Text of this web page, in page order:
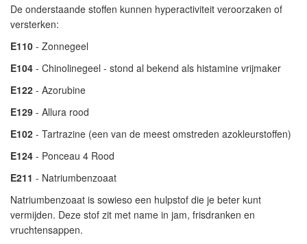
De onderstaande stoffen kunnen hyperactiviteit veroorzaken of
versterken:
E110 - Zonnegeel
E104 - Chinolinegeel - stond al bekend als histamine vrijmaker
E122 - Azorubine
E129 - Allura rood
E102 - Tartrazine (een van de meest omstreden azokleurstoffen)
E124 - Ponceau 4 Rood
E211 - Natriumbenzoaat
Natriumbenzoaat is sowieso een hulpstof die je beter kunt
vermijden. Deze stof zit met name in jam, frisdranken en
vruchtensappen.